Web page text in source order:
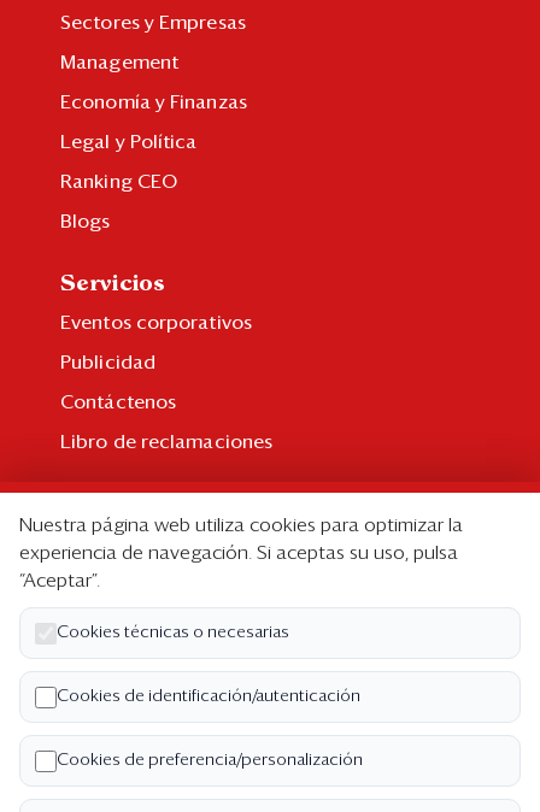
Sectores y Empresas
Management
Economía y Finanzas
Legal y Política
Ranking CEO
Blogs
Servicios
Eventos corporativos
Publicidad
Contáctenos
Libro de reclamaciones
Suscripción individual
Paquetes corporativos
Edición Impresa
Nosotros
Quiénes somos
Código de ética
Términos y Condiciones
Nuestra página web utiliza cookies para optimizar la
experiencia de navegación. Si aceptas su uso, pulsa
“Aceptar”.
Cookies técnicas o necesarias
Cookies de identificación/autenticación
Cookies de preferencia/personalización